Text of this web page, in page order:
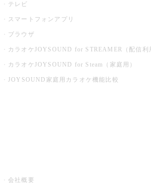
テレビ
スマートフォンアプリ
ブラウザ
カラオケJOYSOUND for STREAMER（配信利
カラオケJOYSOUND for Steam（家庭用）
JOYSOUND家庭用カラオケ機能比較
会社概要